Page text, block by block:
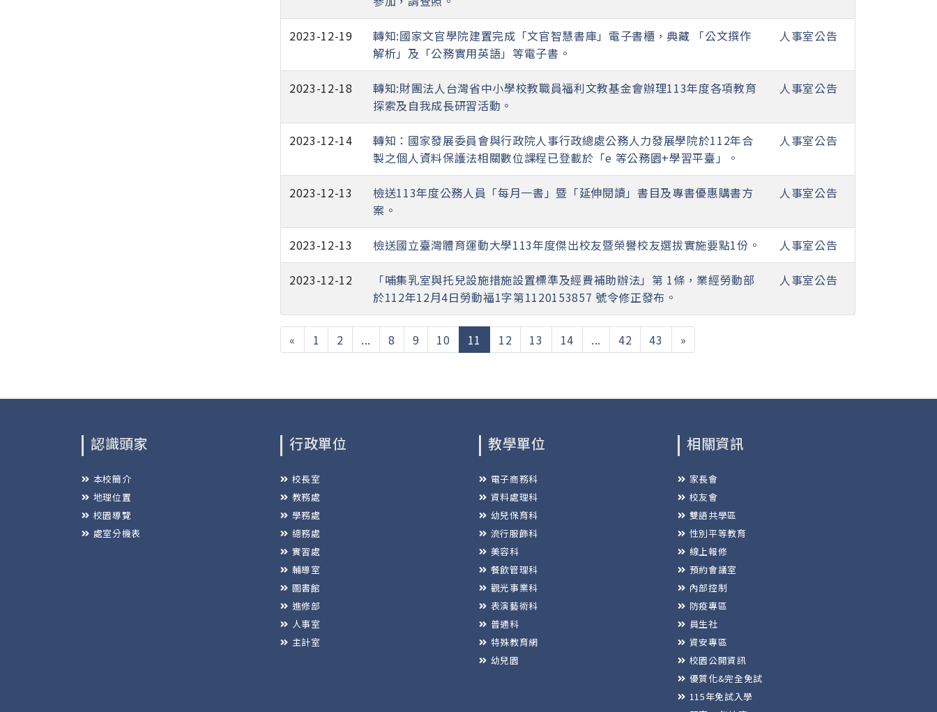
2023-12-19
轉知:國家文官學院建置完成「文官智慧書庫」電子書櫃，典藏 「公文撰作
解析」及「公務實用英語」等電子書。
人事室公告
2023-12-18
轉知:財團法人台灣省中小學校教職員福利文教基金會辦理113年度各項教育
探索及自我成長研習活動。
人事室公告
2023-12-14
轉知：國家發展委員會與行政院人事行政總處公務人力發展學院於112年合
製之個人資料保護法相關數位課程已登載於「e 等公務園+學習平臺」。
人事室公告
2023-12-13
檢送113年度公務人員「每月一書」暨「延伸閱讀」書目及專書優惠購書方
案。
人事室公告
2023-12-13 檢送國立臺灣體育運動大學113年度傑出校友暨榮譽校友選拔實施要點1份。 人事室公告
2023-12-12
「哺集乳室與托兒設施措施設置標準及經費補助辦法」第 1條，業經勞動部
於112年12月4日勞動福1字第1120153857 號令修正發布。
人事室公告
« 1 2 ... 8 9 10 11 (current)
12 13 14 ... 42 43 »
認識頭家
本校簡介
地理位置
校園導覽
處室分機表
行政單位
校長室
教務處
學務處
總務處
實習處
輔導室
圖書館
進修部
人事室
主計室
教學單位
電子商務科
資料處理科
幼兒保育科
流行服飾科
美容科
餐飲管理科
觀光事業科
表演藝術科
普通科
特殊教育網
幼兒園
相關資訊
家長會
校友會
雙語共學區
性別平等教育
線上報修
預約會議室
內部控制
防疫專區
員生社
資安專區
校園公開資訊
優質化&完全免試
115年免試入學